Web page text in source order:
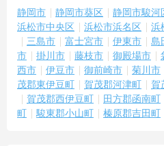
・施設内には看護師が24時間常駐し
な医療処置は看護師が担当するため
・介護スタッフと看護スタッフの比
者研修や実務者研修からでも着実
＜残業月7時間以下で身体の負担を
・常勤で働くスタッフの比率が90
ト変更や無理な長時間勤務が発生し
・訪問スケジュールに沿って施設
残業時間は5時間から7時間程度とか
静岡市 静岡市葵区 静岡市駿河
浜松市中央区
浜松市浜名区 浜
三島市
富士宮市 伊東市 島
市
掛川市 藤枝市 御殿場市
西市
伊豆市 御前崎市 菊川市
茂郡東伊豆町
賀茂郡河津町 賀
賀茂郡西伊豆町
田方郡函南町
町
駿東郡小山町 榛原郡吉田町